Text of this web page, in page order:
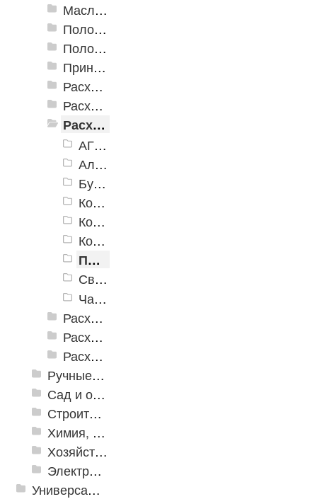
Масла и смазки
Полотна для лобзиков и сабельных пил
Полотна для реноватора
Принадлежности для сварочных работ
Расходные абразивные инструменты
Расходные инструменты для шуруповертов и гайковертов
Расходные инструменты по бетону
АГШК
Алмазные диски
Буры
Коронки алмазные сегментные для подрозетников
Коронки алмазные сегментные колонковые
Коронки по бетону твердосплавные
Пики-Зубила
Сверла спиральные по бетону и твердым материалам
Чашки шлифовальные алмазные
Расходные инструменты по дереву
Расходные инструменты по кафелю и стеклу
Расходные инструменты по металлу
Ручные инструменты
Сад и огород
Строительная Химия и принадлежности
Химия, крепеж, СИЗ
Хозяйственные принадлежности
Электрика и свет
Универсальные модульные покрытия